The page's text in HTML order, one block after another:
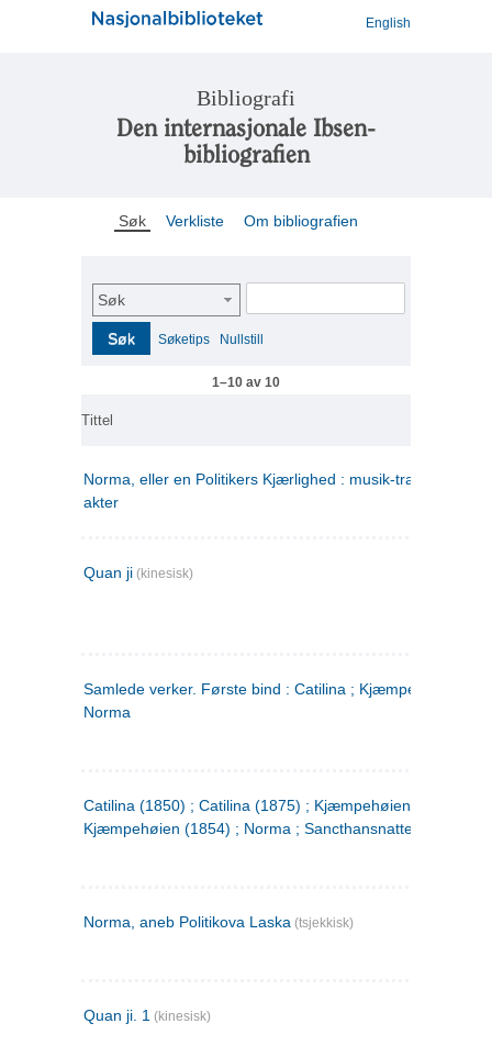
English
Bibliografi
Den internasjonale Ibsen-
bibliografien
Søk Verkliste Om bibliografien
Søk
Søk Søketips Nullstill
1–10 av 10
Tittel
Norma, eller en Politikers Kjærlighed : musik-tragedie i tre
akter
Quan ji (kinesisk)
Samlede verker. Første bind : Catilina ; Kjæmpehøien ;
Norma
Catilina (1850) ; Catilina (1875) ; Kjæmpehøien (1850) ;
Kjæmpehøien (1854) ; Norma ; Sancthansnatten
Norma, aneb Politikova Laska (tsjekkisk)
Quan ji. 1 (kinesisk)